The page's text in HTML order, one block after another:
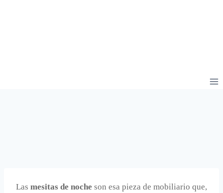
Las mesitas de noche son esa pieza de mobiliario que,